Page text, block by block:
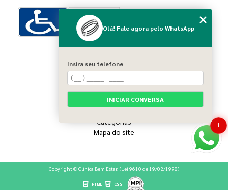
Home
Sobre nós
Blog
Serviços
Categorias
Mapa do site
Copyright © Clínica Bem Estar. (Lei 9610 de 19/02/1998)
HTML CSS
1
Olá! Fale agora pelo WhatsApp
Insira seu telefone
INICIAR CONVERSA